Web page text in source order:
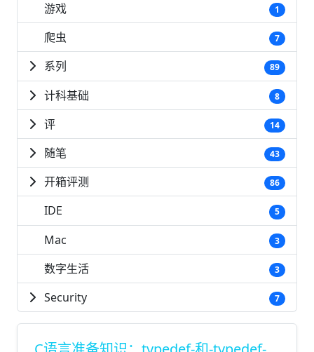
游戏 1
爬虫 7
系列 89
计科基础 8
评 14
随笔 43
开箱评测 86
IDE 5
Mac 3
数字生活 3
Security 7